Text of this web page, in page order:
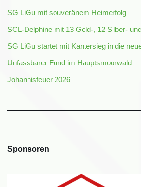
SG LiGu mit souveränem Heimerfolg
SCL-Delphine mit 13 Gold-, 12 Silber-
SG LiGu startet mit Kantersieg in die
Unfassbarer Fund im Hauptsmoorwald
Johannisfeuer 2026
Sponsoren